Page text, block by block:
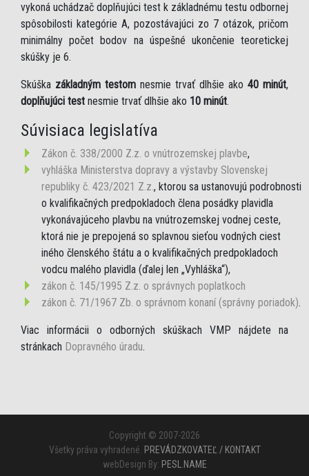
vykoná uchádzač doplňujúci test k základnému testu odbornej
spôsobilosti kategórie A, pozostávajúci zo 7 otázok, pričom
minimálny počet bodov na úspešné ukončenie teoretickej
skúšky je 6.
Skúška základným testom nesmie trvať dlhšie ako 40 minút,
doplňujúci test nesmie trvať dlhšie ako 10 minút.
Súvisiaca legislatíva
Zákon č. 338/2000 Z.z. o vnútrozemskej plavbe,
vyhláška Ministerstva dopravy a výstavby Slovenskej
republiky č. 423/2021 Z.z., ktorou sa ustanovujú podrobnosti
o kvalifikačných predpokladoch člena posádky plavidla
vykonávajúceho plavbu na vnútrozemskej vodnej ceste,
ktorá nie je prepojená so splavnou sieťou vodných ciest
iného členského štátu a o kvalifikačných predpokladoch
vodcu malého plavidla (ďalej len „Vyhláška“),
zákon č. 145/1995 Z.z. o správnych poplatkoch
zákon č. 71/1967 Zb. o správnom konaní (správny poriadok).
Viac informácii o odborných skúškach VMP nájdete na
stránkach Dopravného úradu.
Copyright © 2007-2026
Všetky práva vyhradené. PREVÁDZKOVATEĽ / KONTAKT
webDesign By: PESL.NAME